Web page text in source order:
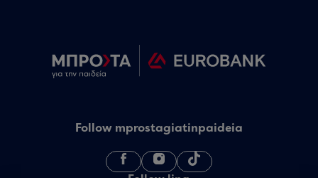
Follow mprostagiatinpaideia
Follow linq